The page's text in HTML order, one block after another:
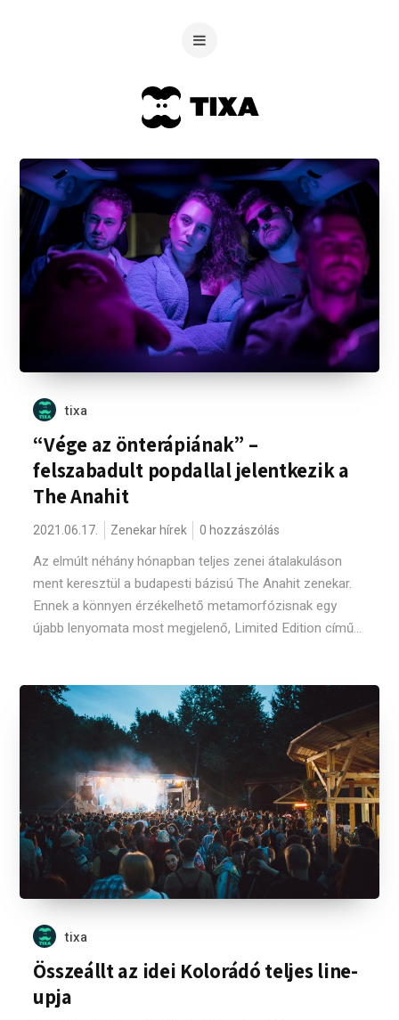
tixa
“Vége az önterápiának” –
felszabadult popdallal jelentkezik a
The Anahit
2021.06.17. Zenekar hírek 0 hozzászólás
Az elmúlt néhány hónapban teljes zenei átalakuláson
ment keresztül a budapesti bázisú The Anahit zenekar.
Ennek a könnyen érzékelhető metamorfózisnak egy
újabb lenyomata most megjelenő, Limited Edition című...
tixa
Összeállt az idei Kolorádó teljes line-
upja